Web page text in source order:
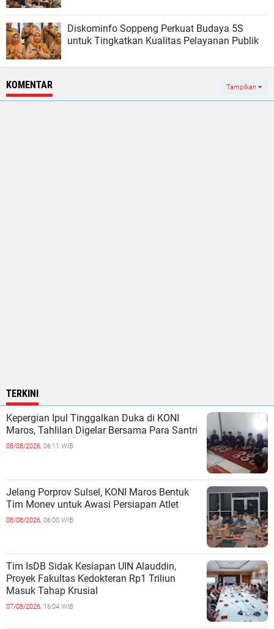
Diskominfo Soppeng Perkuat Budaya 5S
untuk Tingkatkan Kualitas Pelayanan Publik
KOMENTAR Tampilkan
TERKINI
Kepergian Ipul Tinggalkan Duka di KONI
Maros, Tahlilan Digelar Bersama Para Santri
08/08/2026, 06:11 WIB
Jelang Porprov Sulsel, KONI Maros Bentuk
Tim Monev untuk Awasi Persiapan Atlet
08/08/2026, 06:00 WIB
Tim IsDB Sidak Kesiapan UIN Alauddin,
Proyek Fakultas Kedokteran Rp1 Triliun
Masuk Tahap Krusial
07/08/2026, 16:04 WIB